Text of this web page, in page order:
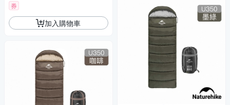
券
加入購物車